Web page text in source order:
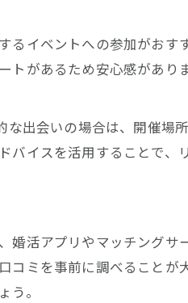
蕨市で出会い方を
生活環境と出会い
法律相談を活用し
るイベントへの参加がお
があるため安心感があ
な出会いの場合は、開催
イスを活用することで、
婚活アプリやマッチング
コミを事前に調べること
。